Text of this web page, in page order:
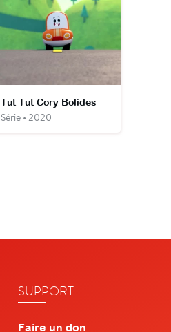
Tut Tut Cory Bolides
Série • 2020
SUPPORT
Faire un don